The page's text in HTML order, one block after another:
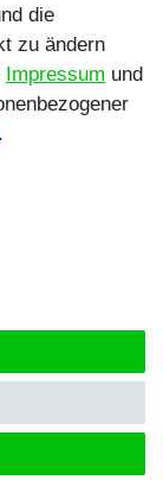
Co. -
-
Preisen
UVP auf die
zu den
jeweilige
-
die
zu ändern
Impressum und
.